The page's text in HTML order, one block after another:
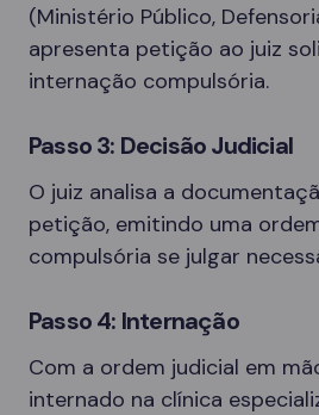
(Ministério Público,
apresenta petição ao juiz
internação compulsória.
Passo 3: Decisão Judicial
O juiz analisa a
petição, emitindo uma
compulsória se julgar
Passo 4: Internação
Com a ordem judicial em
internado na clínica